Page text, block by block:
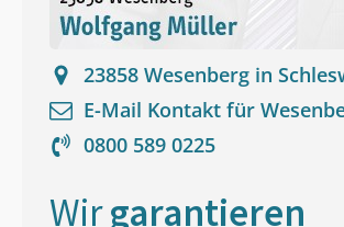
23858 Wesenberg in
E-Mail Kontakt für
0800 589 0225
Wirgarantieren